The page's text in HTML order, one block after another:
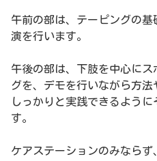
午前の部は、テーピングの
演を行います。
午後の部は、下肢を中心に
グを、デモを行いながら方
しっかりと実践できるよう
す。
ケアステーションのみなら